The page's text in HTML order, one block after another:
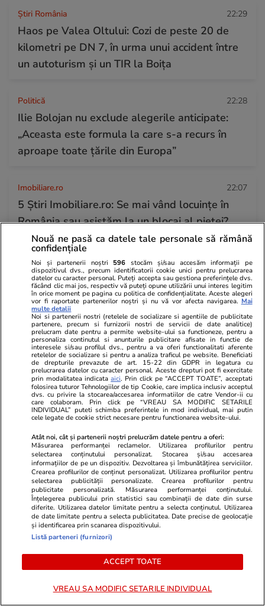
Știri România 22:29
Haos pe Valea Oltului: Cozi de peste 20 de
kilometri pe DN 7, în urma unui accident între
un autoturism și un TIR la Boița
Politică 22:28
Ilie Bolojan nu exclude alegerile anticipate:
„Aceasta este formula la care s-a recurs în
aproape toate ţările din Europa”
Imobiliare.ro 22:07
5 Știri Imobiliare.ro: Se mai vând locuințe în
România sau asistăm la un blocaj al pieței?
Citește mai multe
TRENDING
Horoscop 21:50
Horoscop 14 iulie 2026. Fecioarele este bine
să fie mai prudente decât de obicei, în special
atunci când evaluează situațiile prin care trec
Știri România 14:00
judecată pentru a restitui peste 2.000.000 de
lei. Banii ar fi fost primiți „necuvenit”, după
reducerea sporului pentru condiții periculoase
Știri România 12:20
Viorel Pașca va fi cercetat în libertate, a decis
arestarea preventivă cerută de DIICOT și i-a
scos și controlul judiciar
Nouă ne pasă ca datele tale personale să rămână
confidențiale
Noi și partenerii noștri 596 stocăm și/sau accesăm informații pe
dispozitivul dvs., precum identificatorii cookie unici pentru prelucrarea
datelor cu caracter personal. Puteți accepta sau gestiona preferințele dvs.
făcând clic mai jos, respectiv vă puteți opune utilizării unui interes legitim
în orice moment pe pagina cu politica de confidențialitate. Aceste alegeri
vor fi raportate partenerilor noștri și nu vă vor afecta navigarea. Mai
multe detalii
Noi si partenerii nostri (retelele de socializare si agentiile de publicitate
partenere, precum si furnizorii nostri de servicii de date analitice)
prelucram date pentru a permite website-ului sa functioneze, pentru a
personaliza continutul si anunturile publicitare afisate in functie de
interesele si/sau profilul dvs., pentru a va oferi functionalitati aferente
retelelor de socializare si pentru a analiza traficul pe website. Beneficiati
de drepturile prevazute de art. 15-22 din GDPR in legatura cu
prelucrarea datelor cu caracter personal. Aceste drepturi pot fi exercitate
prin modalitatea indicataaici. Prin click pe “ACCEPT TOATE”, acceptati
folosirea tuturor Tehnologiilor de tip Cookie, care implica inclusiv acceptul
dvs. cu privire la stocarea/accesarea informatiilor de catre Vendor-ii cu
care colaboram. Prin click pe “VREAU SA MODIFIC SETARILE
INDIVIDUAL” puteti schimba preferintele in mod individual, mai putin
cele legate de cookie strict necesare pentru functionarea website-ului.
Atât noi, cât și partenerii noștri prelucrăm datele pentru a oferi:
Măsurarea performanței reclamelor. Utilizarea profilurilor pentru
selectarea conținutului personalizat. Stocarea și/sau accesarea
informațiilor de pe un dispozitiv. Dezvoltarea și îmbunătățirea serviciilor.
Crearea profilurilor de conținut personalizat. Utilizarea profilurilor pentru
selectarea publicității personalizate. Crearea profilurilor pentru
publicitate personalizată. Măsurarea performanței conținutului.
Înțelegerea publicului prin statistici sau combinații de date din surse
diferite. Utilizarea datelor limitate pentru a selecta conținutul. Utilizarea
de date limitate pentru a selecta publicitatea. Date precise de geolocație
și identificarea prin scanarea dispozitivului.
Listă parteneri (furnizori)
ACCEPT TOATE
VREAU SA MODIFIC SETARILE INDIVIDUAL